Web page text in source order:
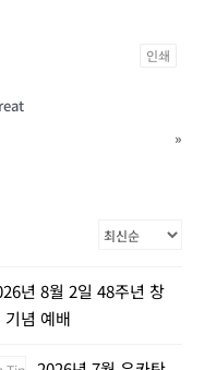
인쇄
»
년 8월 2일 48주년 창
기념 예배